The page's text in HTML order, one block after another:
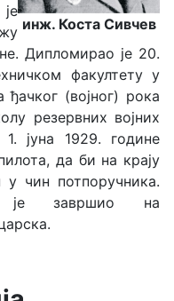
инж. Коста Сивчев
Дипломирао је 20.
факултету у
(војног) рока
резервних војних
јуна 1929. године
да би на крају
у чин потпоручника.
је завршио на